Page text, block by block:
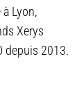
à Lyon,
Xerys
depuis 2013.